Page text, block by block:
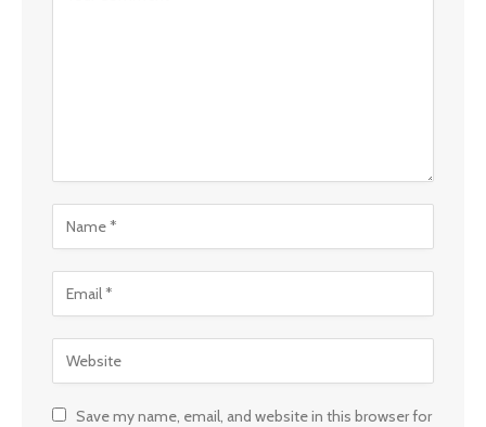
Save my name, email, and website in this browser for